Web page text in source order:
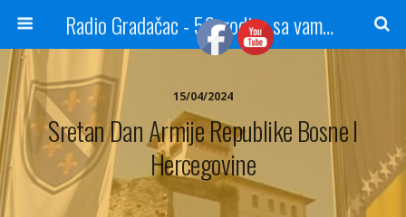
Radio Gradačac - 56 godina sa vama...
15/04/2024
Sretan Dan Armije Republike Bosne I
Hercegovine